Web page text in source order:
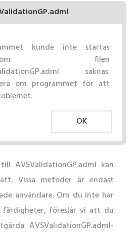
kunde inte startas
filen
saknas.
om programmet för att
OK
AVSValidationGP.adml kan
Vissa metoder är endast
användare. Om du inte har
föreslår vi att du
AVSValidationGP.adml-